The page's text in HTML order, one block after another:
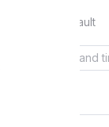
Default